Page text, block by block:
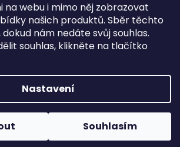
na webu i mimo něj zobrazovat
našich produktů. Sběr těchto
nám nedáte svůj souhlas.
souhlas, klikněte na tlačítko
Nastavení
Souhlasím